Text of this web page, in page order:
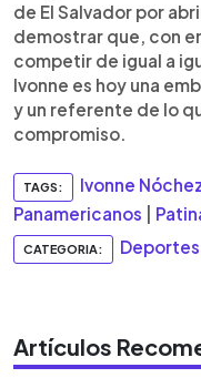
de El Salvador por
demostrar que, con
competir de igual a
Ivonne es hoy una
y un referente de lo
compromiso.
TAGS: Ivonne
Panamericanos
CATEGORIA: Deportes
Artículos